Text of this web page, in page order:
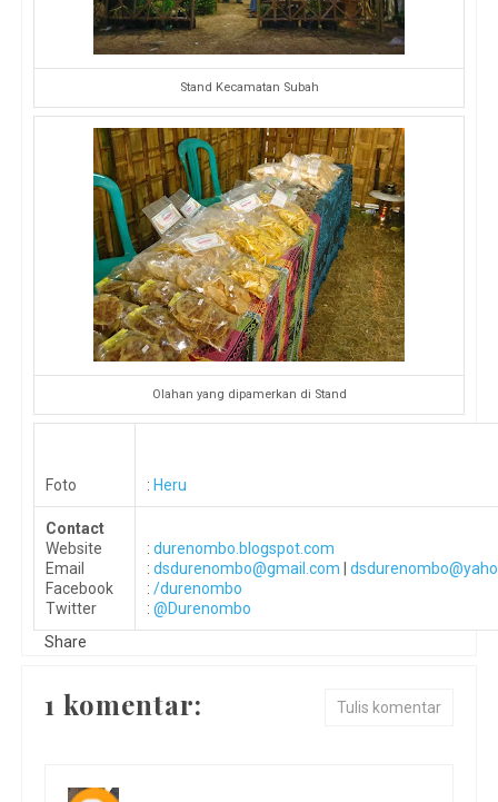
Stand Kecamatan Subah
Olahan yang dipamerkan di Stand
Foto : Heru
Contact
Website
Email
Facebook
Twitter
: durenombo.blogspot.com
: dsdurenombo@gmail.com
: /durenombo
: @Durenombo
Share
1 komentar: Tulis komentar